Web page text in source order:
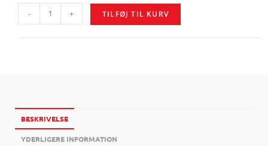
- + TILFØJ TIL KURV
BESKRIVELSE
YDERLIGERE INFORMATION